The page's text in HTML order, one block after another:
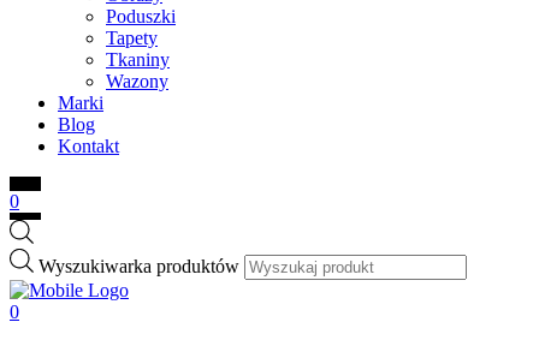
Poduszki
Tapety
Tkaniny
Wazony
Marki
Blog
Kontakt
0
Wyszukiwarka produktów
0